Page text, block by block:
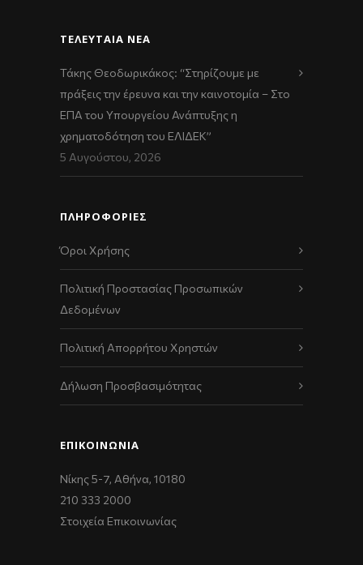
ΤΕΛΕΥΤΑΊΑ ΝΈΑ
Τάκης Θεοδωρικάκος: “Στηρίζουμε με
πράξεις την έρευνα και την καινοτομία – Στο
ΕΠΑ του Υπουργείου Ανάπτυξης η
χρηματοδότηση του ΕΛΙΔΕΚ”
5 Αυγούστου, 2026
ΠΛΗΡΟΦΟΡΙΕΣ
Όροι Χρήσης
Πολιτική Προστασίας Προσωπικών
Δεδομένων
Πολιτική Απορρήτου Χρηστών
Δήλωση Προσβασιμότητας
ΕΠΙΚΟΙΝΩΝΊΑ
Νίκης 5-7, Αθήνα, 10180
210 333 2000
Στοιχεία Επικοινωνίας